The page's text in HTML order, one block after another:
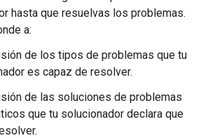
hasta que resuelvas los problemas.
a:
de los tipos de problemas que tu
es capaz de resolver.
de las soluciones de problemas
que tu solucionador declara que